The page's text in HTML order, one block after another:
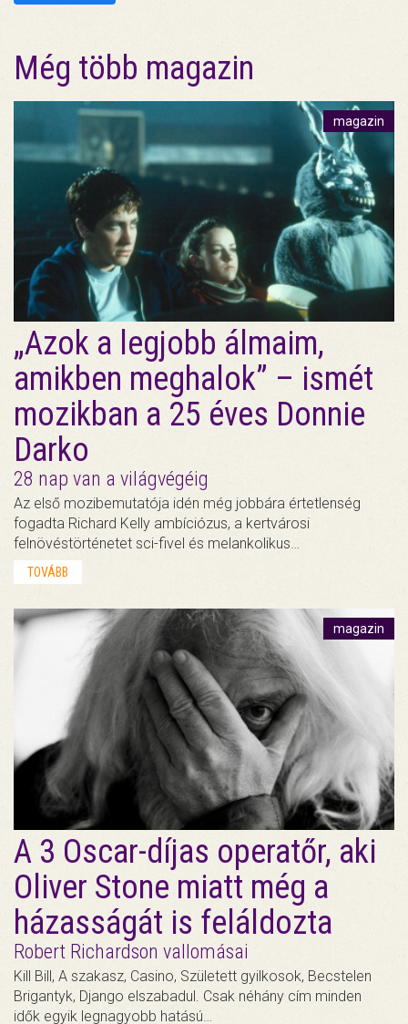
Még több magazin
magazin
„Azok a legjobb álmaim,
amikben meghalok” – ismét
mozikban a 25 éves Donnie
Darko
28 nap van a világvégéig
Az első mozibemutatója idén még jobbára értetlenség
fogadta Richard Kelly ambíciózus, a kertvárosi
felnövéstörténetet sci-fivel és melankolikus…
TOVÁBB
magazin
A 3 Oscar-díjas operatőr, aki
Oliver Stone miatt még a
házasságát is feláldozta
Robert Richardson vallomásai
Kill Bill, A szakasz, Casino, Született gyilkosok, Becstelen
Brigantyk, Django elszabadul. Csak néhány cím minden
idők egyik legnagyobb hatású…